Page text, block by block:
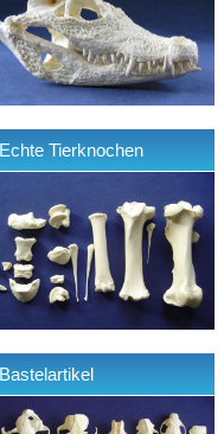
Echte Tierknochen
Bastelartikel